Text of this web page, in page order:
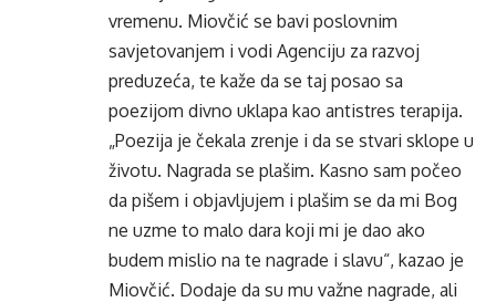
vremenu. Miovčić se bavi poslovnim
savjetovanjem i vodi Agenciju za razvoj
preduzeća, te kaže da se taj posao sa
poezijom divno uklapa kao antistres terapija.
„Poezija je čekala zrenje i da se stvari sklope u
životu. Nagrada se plašim. Kasno sam počeo
da pišem i objavljujem i plašim se da mi Bog
ne uzme to malo dara koji mi je dao ako
budem mislio na te nagrade i slavu“, kazao je
Miovčić. Dodaje da su mu važne nagrade, ali